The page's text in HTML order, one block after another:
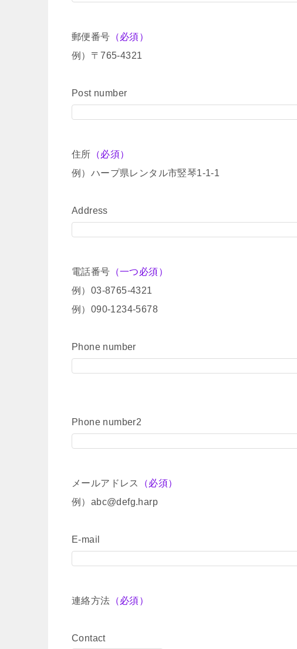
郵便番号 （必須）
例）〒765-4321
Post number
住所 （必須）
例）ハープ県レンタル市竪琴1-1-1
Address
電話番号 （一つ必須）
例）03-8765-4321
例）090-1234-5678
Phone number
Phone number2
メールアドレス
（必須）
例）abc@defg.harp
E-mail
連絡方法 （必須）
Contact